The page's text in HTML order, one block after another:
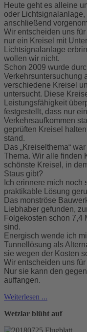
Heute geht es alleine
oder
anschließend
Wir entscheiden uns
nur ein Kreisel mit
Lichtsignalanlage
wollen wir nicht.
Schon 2009 wurde
Verkehrsuntersuchung
verschiedene Kreisel
untersucht. Diese
Leistungsfähigkeit
festgestellt, dass nur
Verkehrsaufkommen
geprüften Kreisel
stand.
Das „Kreiselthema“
Thema. Wir alle finden
schönste Kreisel, in
Staus gibt?
Ich erinnere mich noch
praktikable Lösung
Das monströse
Liebhaber gefunden,
Folgekosten schon 7,4
sind.
Energisch wende ich
Tunnellösung als
sie wegen der Kosten
Wir entscheiden uns
Nur sie kann den
auffangen.
Weiterlesen ...
Wetzlar blüht auf